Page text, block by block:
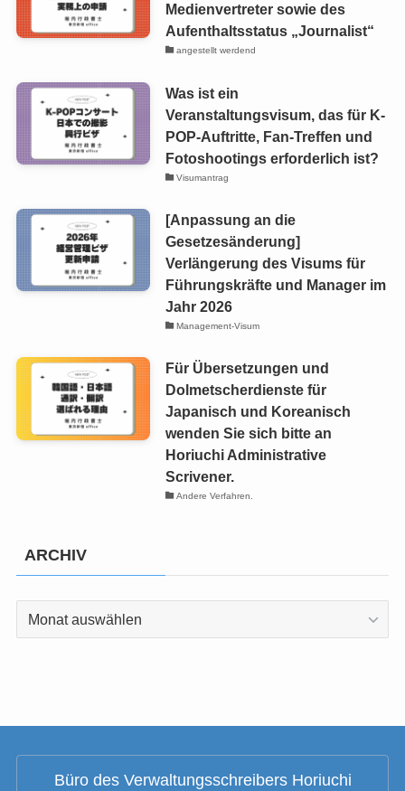
Medienvertreter sowie des
Aufenthaltsstatus „Journalist“
angestellt werdend
Was ist ein
Veranstaltungsvisum, das für K-
POP-Auftritte, Fan-Treffen und
Fotoshootings erforderlich ist?
Visumantrag
[Anpassung an die
Gesetzesänderung]
Verlängerung des Visums für
Führungskräfte und Manager im
Jahr 2026
Management-Visum
Für Übersetzungen und
Dolmetscherdienste für
Japanisch und Koreanisch
wenden Sie sich bitte an
Horiuchi Administrative
Scrivener.
Andere Verfahren.
ARCHIV
ARCHIV
Büro des Verwaltungsschreibers Horiuchi